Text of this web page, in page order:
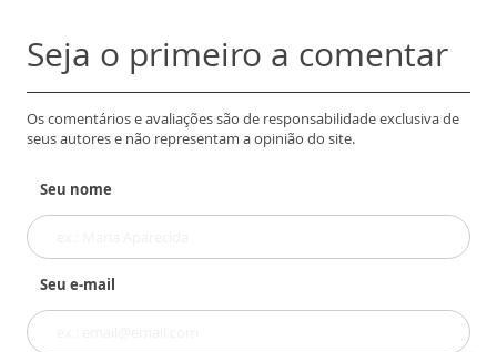
Seja o primeiro a comentar
Os comentários e avaliações são de responsabilidade exclusiva de
seus autores e não representam a opinião do site.
Seu nome
Seu e-mail